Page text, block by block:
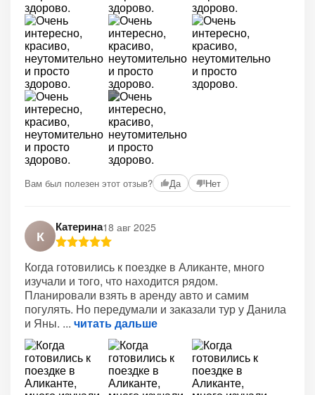
Вам был полезен этот отзыв? Да Нет
К
Катерина18 авг 2025
Когда готовились к поездке в Аликанте, много
изучали и того, что находится рядом.
Планировали взять в аренду авто и самим
погулять. Но передумали и заказали тур у Данила
и Яны.
читать дальше